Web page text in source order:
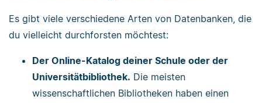
Es gibt viele verschiedene Arten von Datenbanken, die
du vielleicht durchforsten möchtest:
Der Online-Katalog deiner Schule oder der
Universitätbibliothek. Die meisten
wissenschaftlichen Bibliotheken haben einen